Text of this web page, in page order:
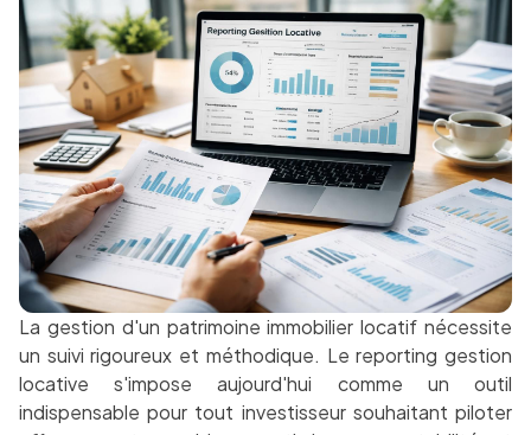
La gestion d'un patrimoine immobilier locatif nécessite
un suivi rigoureux et méthodique. Le reporting gestion
locative s'impose aujourd'hui comme un outil
indispensable pour tout investisseur souhaitant piloter